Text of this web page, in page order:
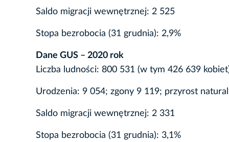
Saldo migracji wewnętrznej: 2 525
Stopa bezrobocia (31 grudnia): 2,9%
Dane GUS – 2020 rok
Liczba ludności: 800 531 (w tym 426 639
Urodzenia: 9 054; zgony 9 119; przyrost
Saldo migracji wewnętrznej: 2 331
Stopa bezrobocia (31 grudnia): 3,1%